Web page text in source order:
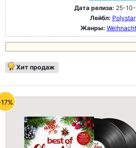
Дата релиза: 25-
Лейбл: Polystar
Жанры:
Хит продаж